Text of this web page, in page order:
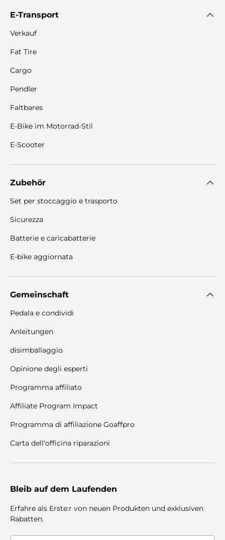
E-Transport
Verkauf
Fat Tire
Cargo
Pendler
Faltbares
E-Bike im Motorrad-Stil
E-Scooter
Zubehör
Set per stoccaggio e trasporto
Sicurezza
Batterie e caricabatterie
E-bike aggiornata
Gemeinschaft
Pedala e condividi
Anleitungen
disimballaggio
Opinione degli esperti
Programma affiliato
Affiliate Program Impact
Programma di affiliazione Goaffpro
Carta dell'officina riparazioni
Bleib auf dem Laufenden
Erfahre als Erste:r von neuen Produkten und exklusiven
Rabatten.